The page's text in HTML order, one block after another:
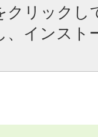
クリックし
、インスト